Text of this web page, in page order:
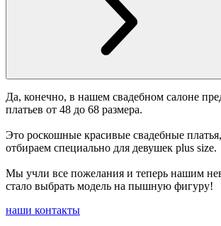
Да, конечно, в нашем свадебном салоне
платьев от 48 до 68 размера.
Это роскошные красивые свадебные
отбираем специально для девушек plus size.
Мы учли все пожелания и теперь нашим
стало выбрать модель на пышную фигуру!
наши контакты